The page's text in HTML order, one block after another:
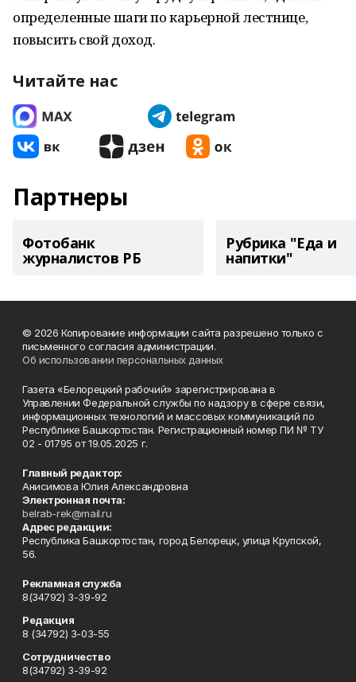
определенные шаги по карьерной лестнице,
повысить свой доход.
Читайте нас
Партнеры
Фотобанк
журналистов РБ
Рубрика "Еда и
напитки"
© 2026 Копирование информации сайта разрешено только с
письменного согласия администрации.
Об использовании персональных данных
Газета «Белорецкий рабочий» зарегистрирована в
Управлении Федеральной службы по надзору в сфере связи,
информационных технологий и массовых коммуникаций по
Республике Башкортостан. Регистрационный номер ПИ № ТУ
02 - 01795 от 19.05.2025 г.
Главный редактор:
Анисимова Юлия Александровна
Электронная почта:
belrab-rek@mail.ru
Адрес редакции:
Республика Башкортостан, город Белорецк, улица Крупской,
56.
Рекламная служба
8(34792) 3-39-92
Редакция
8 (34792) 3-03-55
Сотрудничество
8(34792) 3-39-92